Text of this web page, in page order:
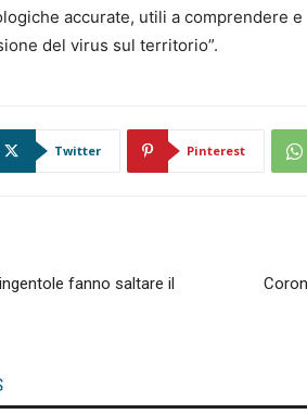
accurate, utili a comprendere e
del virus sul territorio”.
Twitter Pinterest
fanno saltare il